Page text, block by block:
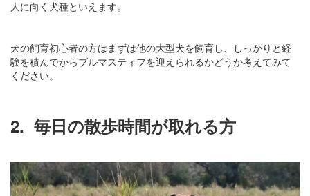
人に向く犬種といえます。
犬の飼育初心者の方はまずは他の大型犬を飼育し、しっかりと経
験を積んでからブルマスティフを迎えられるかどうか考えてみて
ください。
2. 毎日の散歩時間が取れる方